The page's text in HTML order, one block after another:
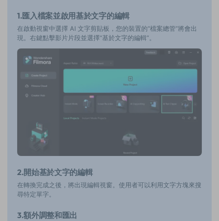
1.匯入檔案並啟用基於文字的編輯
在啟動視窗中選擇 AI 文字剪貼板，您的裝置的“檔案總管”將會出
現。右鍵點擊影片片段並選擇“基於文字的編輯”。
2.開始基於文字的編輯
在轉換完成之後，將出現編輯視窗。使用者可以利用文字方塊來搜
尋特定單字。
3.額外調整和匯出